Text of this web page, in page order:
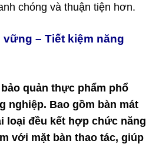
chóng và thuận tiện hơn.
vững – Tiết kiệm năng
quản thực phẩm phổ
nghiệp. Bao gồm bàn mát
loại đều kết hợp chức năng
với mặt bàn thao tác, giúp